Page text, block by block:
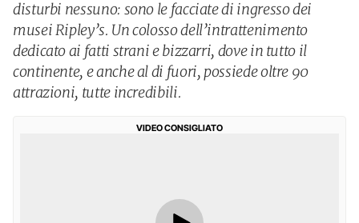
disturbi nessuno: sono le facciate di ingresso dei
musei Ripley’s. Un colosso dell’intrattenimento
dedicato ai fatti strani e bizzarri, dove in tutto il
continente, e anche al di fuori, possiede oltre 90
attrazioni, tutte incredibili.
VIDEO CONSIGLIATO